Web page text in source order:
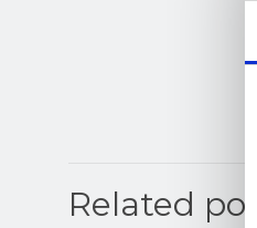
Related